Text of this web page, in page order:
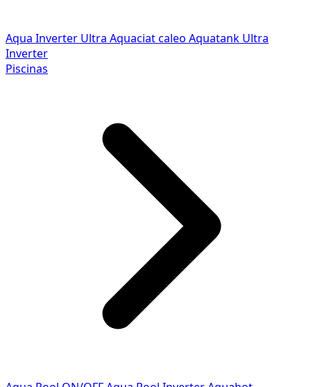
Aqua Inverter Ultra Aquaciat caleo Aquatank Ultra
Inverter
Piscinas